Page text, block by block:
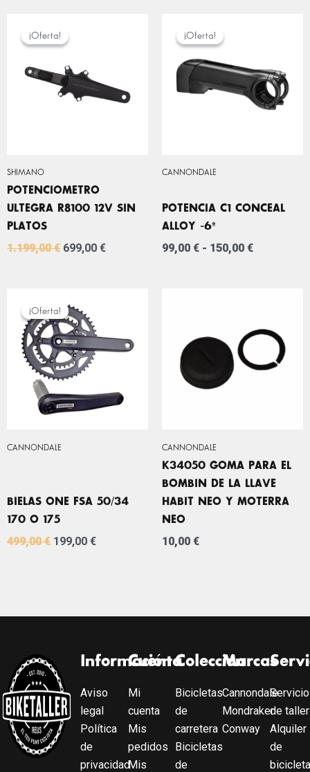
¡Oferta!
SHIMANO
¡Oferta!
POTENCIOMETRO
ULTEGRA R8100 12V SIN
PLATOS
1.199,00€
ORIGINAL
1.199,00 €.
699,00 €
¡Oferta!
CANNONDALE
¡Oferta!
POTENCIA C1 CONCEAL
ALLOY -6º
99,00 € - 150,00 €
99,00 €
HASTA
150,00 €
¡Oferta!
CANNONDALE
¡Oferta!
BIELAS ONE FSA 50/34
170 O 175
499,00€
PRECIO
ORIGINAL
ERA:
499,00 €.
199,00 €
ES:
199,00 €.
CANNONDALE
K34050 GOMA PARA EL
BOMBIN DE LA LLAVE
HABIT NEO Y MOTERRA
NEO
10,00 €
Información
Aviso
legal
Política
de
privacidad
Cuenta
Mi
cuenta
Mis
pedidos
Mis
Colección
Bicicletas
de
carretera
Bicicletas
de
Marcas
Cannondale
Mondraker
Conway
Servicio
de taller
Alquiler
de